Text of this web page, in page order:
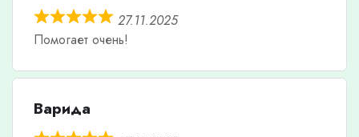
27.11.2025
Помогает очень!
Варида